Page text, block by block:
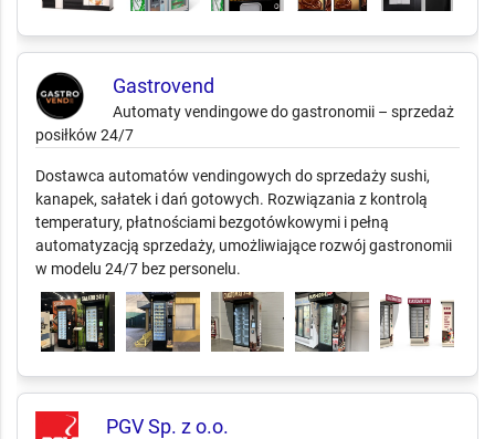
Gastrovend
Automaty vendingowe do gastronomii – sprzedaż
posiłków 24/7
Dostawca automatów vendingowych do sprzedaży sushi,
kanapek, sałatek i dań gotowych. Rozwiązania z kontrolą
temperatury, płatnościami bezgotówkowymi i pełną
automatyzacją sprzedaży, umożliwiające rozwój gastronomii
w modelu 24/7 bez personelu.
PGV Sp. z o.o.